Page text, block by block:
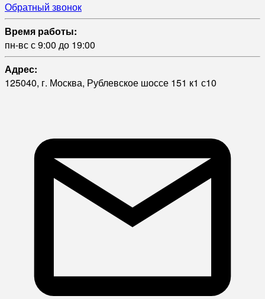
Обратный звонок
Время работы:
пн-вс с 9:00 до 19:00
Адрес:
125040, г. Москва, Рублевское шоссе 151 к1 с10